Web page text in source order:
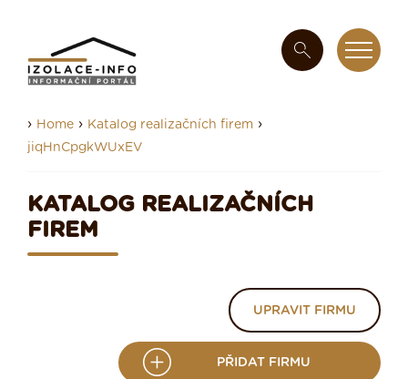
› Home › Katalog realizačních firem ›
jiqHnCpgkWUxEV
KATALOG REALIZAČNÍCH
FIREM
UPRAVIT FIRMU
PŘIDAT FIRMU